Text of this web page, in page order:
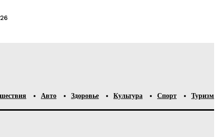
Авто Здоровье Культура Спорт Туризм